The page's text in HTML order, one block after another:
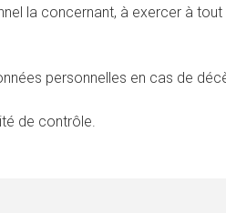
la concernant, à exercer à
personnelles en cas de
de contrôle.